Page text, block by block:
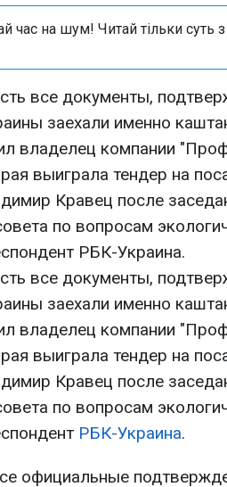
час на шум! Читай тільки суть з
все документы,
заехали именно
владелец компании
выиграла тендер на
Кравец после
по вопросам
РБК-Украина.
все документы,
заехали именно
владелец компании
выиграла тендер на
Кравец после
по вопросам
РБК-Украина.
официальные